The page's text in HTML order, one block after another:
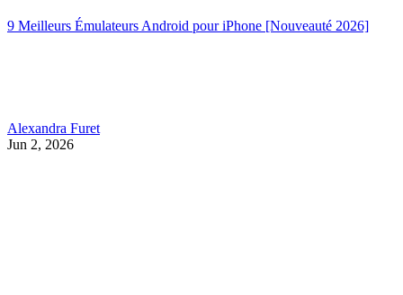
9 Meilleurs Émulateurs Android pour iPhone [Nouveauté 2026]
Alexandra Furet
Jun 2, 2026